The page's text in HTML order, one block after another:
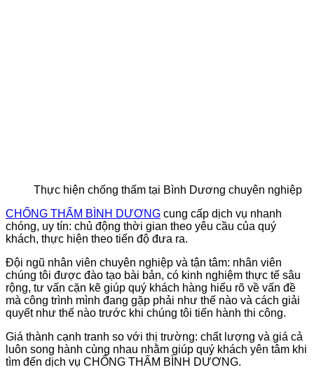
Thực hiện chống thấm tại Bình Dương chuyên nghiệp
CHỐNG THẤM BÌNH DƯƠNG cung cấp dịch vụ nhanh
chóng, uy tín: chủ động thời gian theo yêu cầu của quý
khách, thực hiện theo tiến độ đưa ra.
Đội ngũ nhân viên chuyên nghiệp và tận tâm: nhân viên
chúng tôi được đào tạo bài bản, có kinh nghiệm thực tế sâu
rộng, tư vấn cặn kẽ giúp quý khách hàng hiểu rõ về vấn đề
mà công trình mình đang gặp phải như thế nào và cách giải
quyết như thế nào trước khi chúng tôi tiến hành thi công.
Giá thành cạnh tranh so với thị trường: chất lượng và giá cả
luôn song hành cùng nhau nhằm giúp quý khách yên tâm khi
tìm đến dịch vụ CHỐNG THẤM BÌNH DƯƠNG.